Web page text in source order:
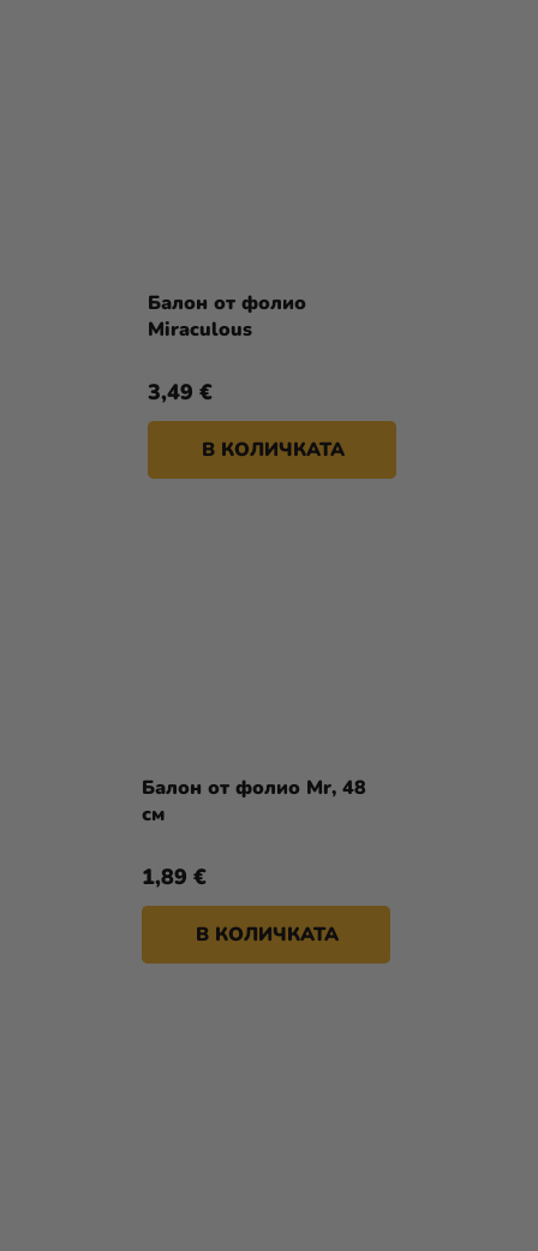
Балон от фолио
Miraculous
3,49 €
В КОЛИЧКАТА
Балон от фолио Mr, 48
см
1,89 €
В КОЛИЧКАТА